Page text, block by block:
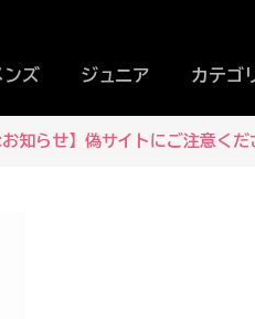
ンズ ジュニア カテゴ
お知らせ】偽サイトにご注意くだ